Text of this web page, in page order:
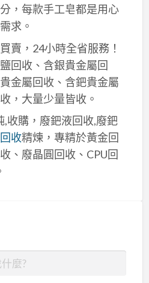
，每款手工皂都是用心
求。
賣，24小時全省服務！
回收、含銀貴金屬回
金屬回收、含鈀貴金屬
，大量少量皆收。
,收購，廢鈀液回收,廢鈀
收精煉，專精於黃金回
、廢晶圓回收、CPU回